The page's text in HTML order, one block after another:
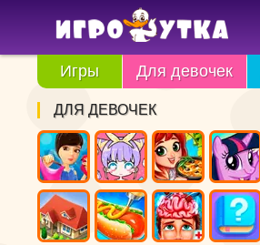
Игры Для девочек
ДЛЯ ДЕВОЧЕК